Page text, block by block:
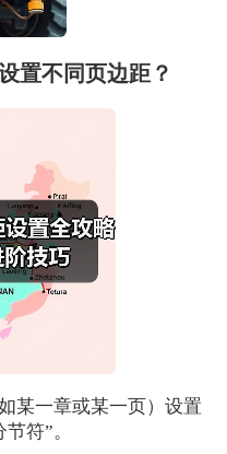
置不同页边距？
某一章或某一页）设置
符”。